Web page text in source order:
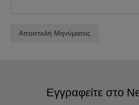
Αποστολή Μηνύματος
Εγγραφείτε στο